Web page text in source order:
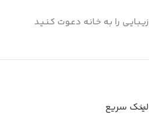
زیـبـایـی را بـه خـانـه دعـوت کـنـیـد
لینک سریع